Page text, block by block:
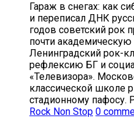
Гараж в снегах: как
и переписал ДНК
годов советский рок
почти
Ленинградский рок-
рефлексию БГ и
«Телевизора».
классической школе
стадионному пафосу.
Rock Non Stop 0